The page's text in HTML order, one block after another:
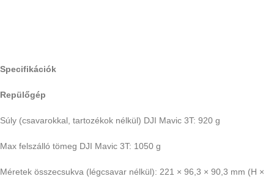
Specifikációk
Repülőgép
Súly (csavarokkal, tartozékok nélkül) DJI Mavic 3T: 920 g
Max felszálló tömeg DJI Mavic 3T: 1050 g
Méretek összecsukva (légcsavar nélkül): 221 × 96,3 × 90,3 mm (H ×